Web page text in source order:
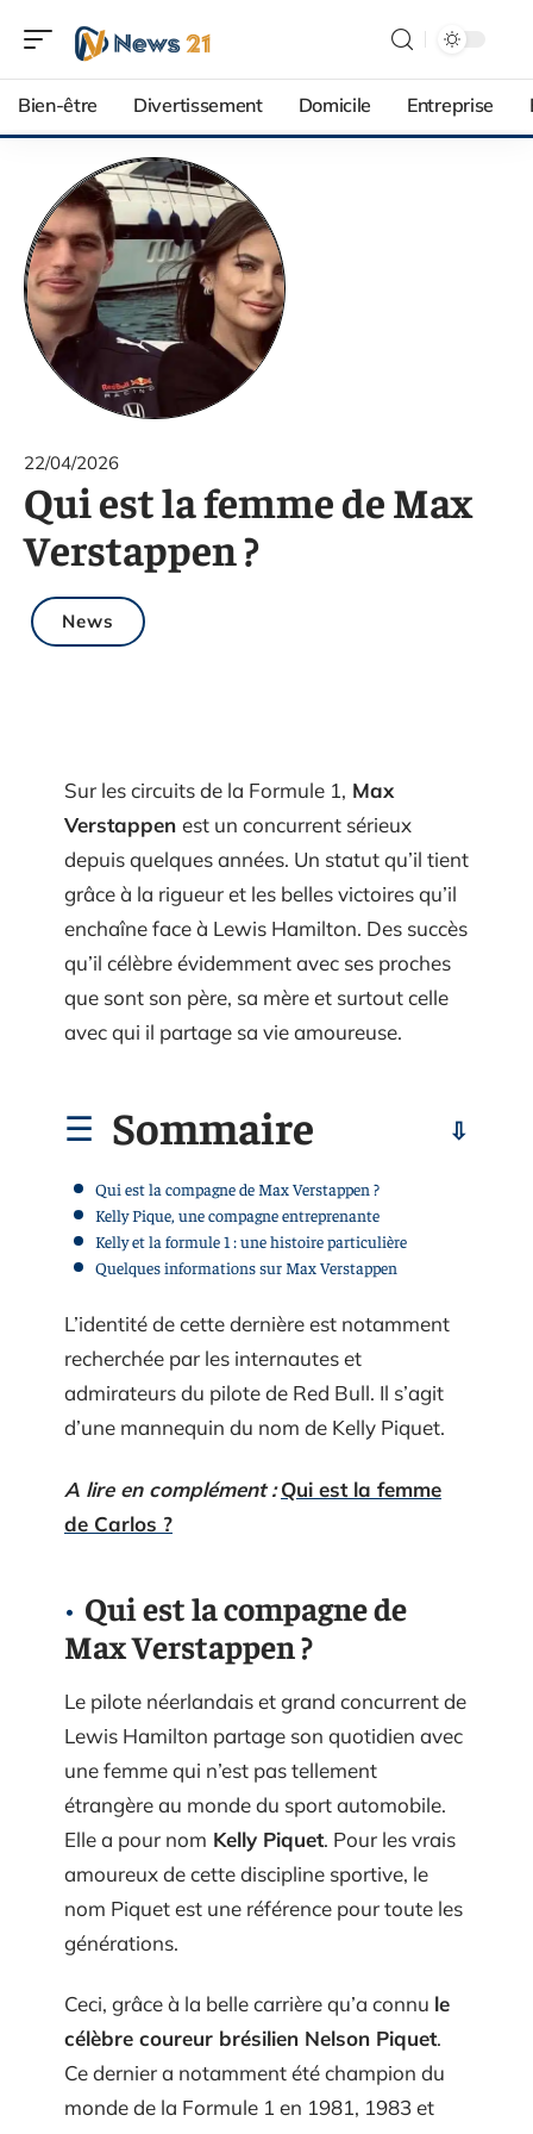
Bien-être Divertissement Domicile Entreprise
22/04/2026
Qui est la femme de Max
Verstappen ?
News
Sur les circuits de la Formule 1, Max
Verstappen est un concurrent sérieux
depuis quelques années. Un statut qu’il tient
grâce à la rigueur et les belles victoires qu’il
enchaîne face à Lewis Hamilton. Des succès
qu’il célèbre évidemment avec ses proches
que sont son père, sa mère et surtout celle
avec qui il partage sa vie amoureuse.
Sommaire
Qui est la compagne de Max Verstappen ?
Kelly Pique, une compagne entreprenante
Kelly et la formule 1 : une histoire particulière
Quelques informations sur Max Verstappen
L’identité de cette dernière est notamment
recherchée par les internautes et
admirateurs du pilote de Red Bull. Il s’agit
d’une mannequin du nom de Kelly Piquet.
A lire en complément : Qui est la femme
de Carlos ?
Qui est la compagne de
Max Verstappen ?
Le pilote néerlandais et grand concurrent de
Lewis Hamilton partage son quotidien avec
une femme qui n’est pas tellement
étrangère au monde du sport automobile.
Elle a pour nom Kelly Piquet. Pour les vrais
amoureux de cette discipline sportive, le
nom Piquet est une référence pour toute les
générations.
Ceci, grâce à la belle carrière qu’a connu le
célèbre coureur brésilien Nelson Piquet.
Ce dernier a notamment été champion du
monde de la Formule 1 en 1981, 1983 et